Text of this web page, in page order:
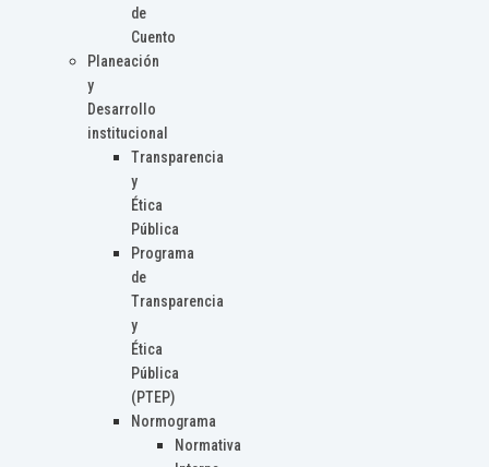
de
Cuento
Planeación
y
Desarrollo
institucional
Transparencia
y
Ética
Pública
Programa
de
Transparencia
y
Ética
Pública
(PTEP)
Normograma
Normativa